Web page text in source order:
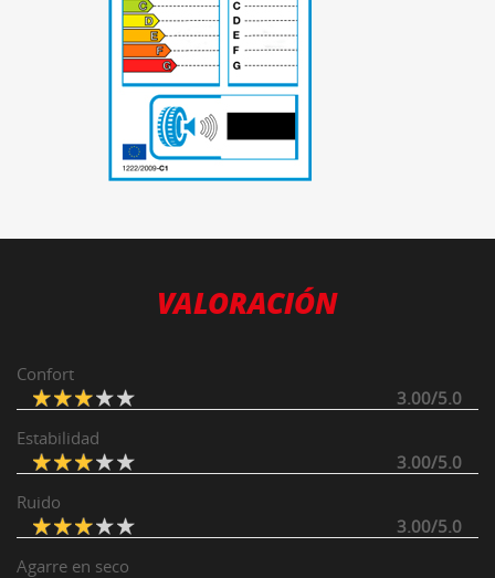
VALORACIÓN
Confort
3.00/5.0
Estabilidad
3.00/5.0
Ruido
3.00/5.0
Agarre en seco